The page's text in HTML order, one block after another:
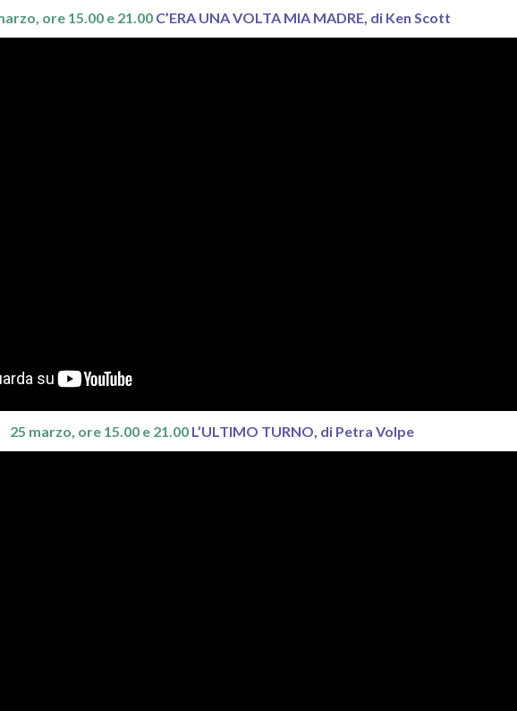
ore 15.00 e 21.00 C’ERA UNA VOLTA MIA MADRE, di Ken Scott
25 marzo, ore 15.00 e 21.00 L’ULTIMO TURNO, di Petra Volpe